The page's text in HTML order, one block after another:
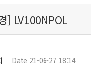
] LV100NPOL
Date 21-06-27 18:14